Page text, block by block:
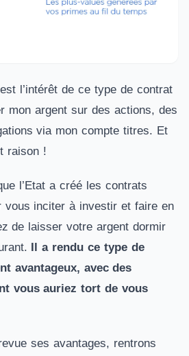
l’intérêt de ce type de contrat
mon argent sur des actions, des
via mon compte titres. Et
raison !
l’Etat a créé les contrats
vous inciter à investir et faire en
de laisser votre argent dormir
Il a rendu ce type de
avantageux, avec des
vous auriez tort de vous
ses avantages, rentrons